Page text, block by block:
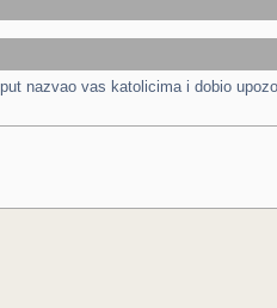
nazvao vas katolicima i dobio